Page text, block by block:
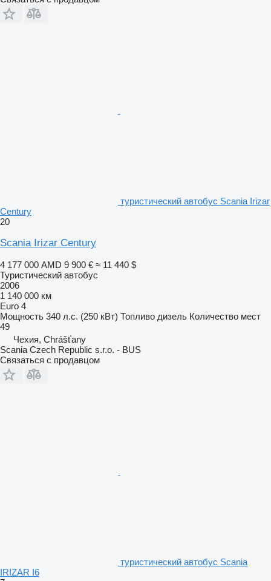
туристический автобус Scania Irizar
Century
20
Scania Irizar Century
4 177 000 AMD 9 900 € ≈ 11 440 $
Туристический автобус
2006
1 140 000 км
Euro 4
Мощность 340 л.с. (250 кВт) Топливо дизель Количество мест
49
Чехия, Chrášťany
Scania Czech Republic s.r.o. - BUS
Связаться с продавцом
туристический автобус Scania
IRIZAR I6